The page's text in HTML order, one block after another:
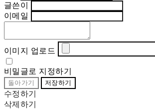
글쓴이
이메일
이미지 업로드
비밀글로 지정하기
돌아가기 저장하기
수정하기
삭제하기